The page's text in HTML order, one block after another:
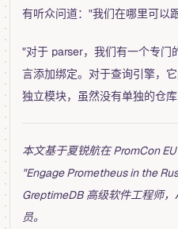
有听众问道："我们在哪里可以
"对于 parser，我们有一个专门
言添加绑定。对于查询引擎，
独立模块，虽然没有单独的仓
本文基于夏锐航在 PromCon
"Engage Prometheus in the
GreptimeDB 高级软件工程师
员。